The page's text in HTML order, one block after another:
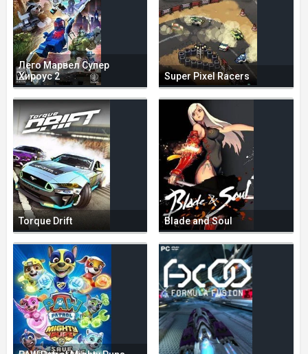
Лего Марвел Супер
Хироус 2
Super Pixel Racers
Torque Drift Blade and Soul